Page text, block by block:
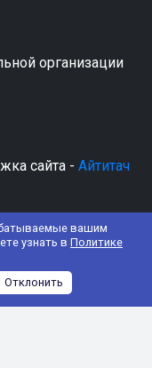
вашим
узнать в Политике
Отклонить
организации
сайта - Айтитач